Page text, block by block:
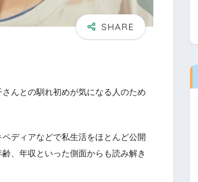
んとの馴れ初めが気になる人のため
ディアなどで私生活をほとんど公開
、年収といった側面からも読み解き